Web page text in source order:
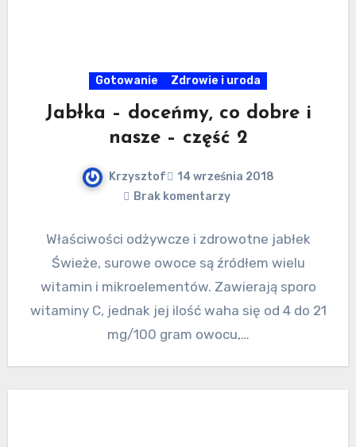
Gotowanie Zdrowie i uroda
Jabłka – doceńmy, co dobre i
nasze – część 2
Krzysztof
14 września 2018
Brak komentarzy
Właściwości odżywcze i zdrowotne jabłek
Świeże, surowe owoce są źródłem wielu
witamin i mikroelementów. Zawierają sporo
witaminy C, jednak jej ilość waha się od 4 do 21
mg/100 gram owocu,…